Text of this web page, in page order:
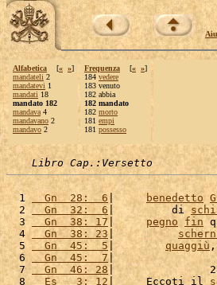
Alfabetica [« »]
mandateli 2
mandatevi 1
mandati 18
mandato 182
mandava 4
mandavano 2
mandavo 2
Frequenza [« »]
184 vedere
183 venuto
182 abbia
182 mandato
182 morto
181 empi
181 possesso
Libro Cap.:Versetto
  1
  Gn  28:  6
| benedetto
  2
  Gn  32:  6
|         di
  3
  Gn  38: 17
| pegno fin
  4
  Gn  38: 23
|
  5
  Gn  45:  5
| quaggiù
  6
  Gn  45:  7
|
  7
  Gn  46: 28
|
  8
  Es   3: 12
|     Eccoti il